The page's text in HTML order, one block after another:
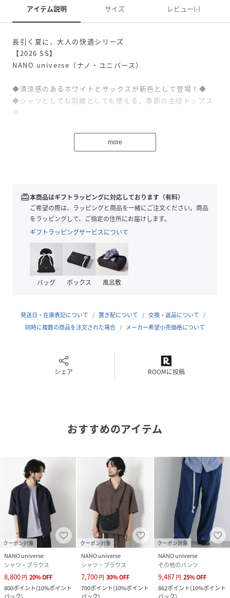
アイテム説明 サイズ レビュー(-)
長引く夏に、大人の快適シリーズ
【2026 SS】
NANO universe（ナノ・ユニバース）
◆清涼感のあるホワイトとサックスが新色として登場！◆
◆シャツとしても羽織としても使える、季節の主役トップス
◆
首元に自然な抜け感を作るイタリアンカラーを採用した1枚。
ナノ・ユニバースが長引く夏を楽しむためにお送りする、メ
・素材の表情を活かした半袖シャツ
・着回ししやすいミニマル設計
・夏にはシャツで、春秋には羽織として活躍
・大人のシャツスタイルを作るイタリアンカラー
・薄手でも落ち感が出るため、ルーズでもだらしなく見えに
くい仕様
■素材
・薄手ながらコシがあり、軽さとしなやかさのバランスが良
い仕様
【メランジドライ】
・マシンウォッシャブル
■カラー展開
・ブラックとブラウン、パターン1と新色のサックス、ホワイ
トの5色展開
パターン1：ネイビーストライプ
■コーディネート
・白Tシャツの上に羽織って大人の夏レイヤードが◎
・足元にはローファーやレザーサンダルを合わせる都会的な
着こなしがおすすめ
・以下同素材のショーツ/スラックスと合わせるセットアップ
more
redeem本商品はギフトラッピングに対応しております（有料）
ご希望の際は、ラッピングと商品を一緒にご注文ください。商品
をラッピングして、ご指定の住所にお届けします。
ギフトラッピングサービスについて
バッグ ボックス 風呂敷
発送日・在庫表記について 置き配について
交換・返品について
同時に複数の商品を注文された場合
メーカー希望小売価格について
シェア ROOMに投稿
おすすめのアイテム
クーポン対象
NANO universe
シャツ・ブラウス
8,800円 20%OFF
800ポイント(10%ポイント
クーポン対象
NANO universe
シャツ・ブラウス
7,700円 30%OFF
700ポイント(10%ポイント
クーポン対象
NANO universe
その他のパンツ
9,487円 25%OFF
862ポイント(10%ポイント